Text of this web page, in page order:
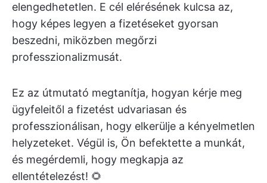
elengedhetetlen. E cél elérésének kulcsa az,
hogy képes legyen a fizetéseket gyorsan
beszedni, miközben megőrzi
professzionalizmusát.
Ez az útmutató megtanítja, hogyan kérje meg
ügyfeleitől a fizetést udvariasan és
professzionálisan, hogy elkerülje a kényelmetlen
helyzeteket. Végül is, Ön befektette a munkát,
és megérdemli, hogy megkapja az
ellentételezést! 🌻